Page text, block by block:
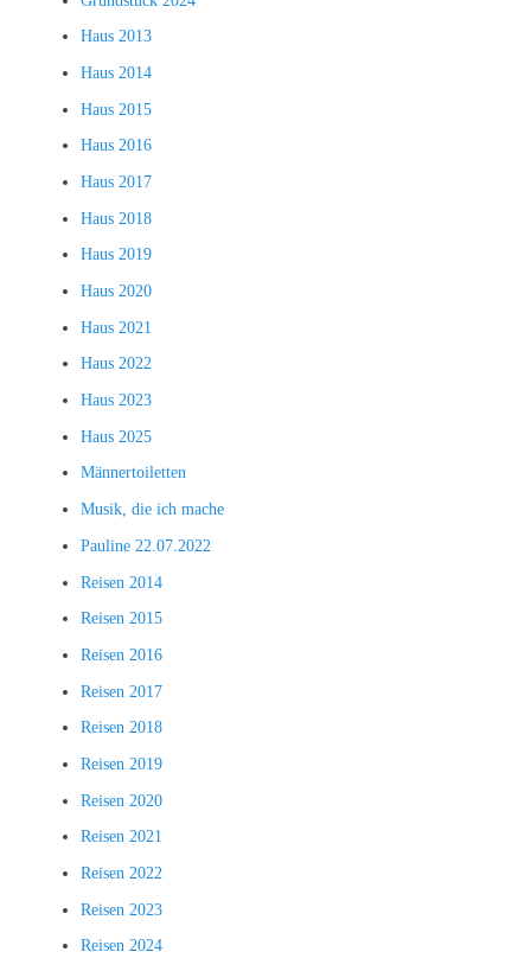
Haus 2013
Haus 2014
Haus 2015
Haus 2016
Haus 2017
Haus 2018
Haus 2019
Haus 2020
Haus 2021
Haus 2022
Haus 2023
Haus 2025
Männertoiletten
Musik, die ich mache
Pauline 22.07.2022
Reisen 2014
Reisen 2015
Reisen 2016
Reisen 2017
Reisen 2018
Reisen 2019
Reisen 2020
Reisen 2021
Reisen 2022
Reisen 2023
Reisen 2024